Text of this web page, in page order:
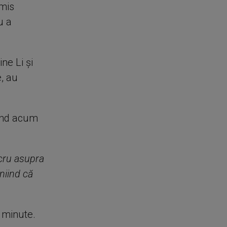
a
Li şi
au
acum
asupra
că